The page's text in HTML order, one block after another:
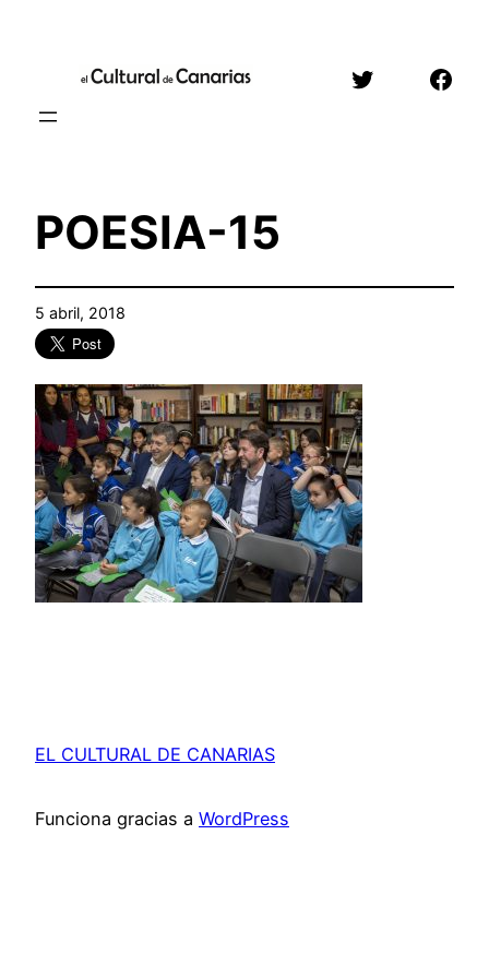
contenido
Twitter
POESIA-15
5 abril, 2018
EL CULTURAL DE CANARIAS
Funciona gracias a WordPress